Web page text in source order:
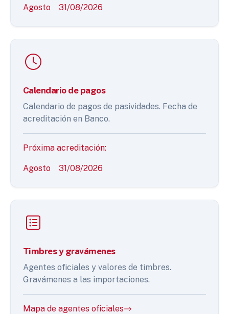
Agosto 31/08/2026
Calendario de pagos
Calendario de pagos de pasividades. Fecha de
acreditación en Banco.
Próxima acreditación:
Agosto 31/08/2026
Timbres y gravámenes
Agentes oficiales y valores de timbres.
Gravámenes a las importaciones.
Mapa de agentes oficiales